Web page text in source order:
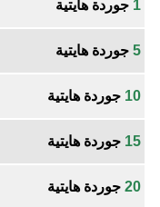
1 جوردة هايتية
5 جوردة هايتية
10 جوردة هايتية
15 جوردة هايتية
20 جوردة هايتية